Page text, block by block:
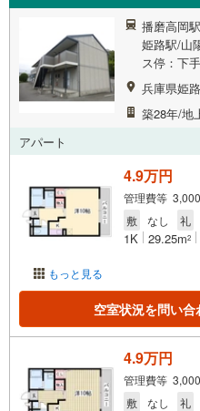
播磨高岡
姫路駅/山
ス停：下
兵庫県姫
築28年/地
アパート
もっと見る
4.9万円
管理費等
敷
なし 礼
1K 29.25m2
空室状況を問い合
4.9万円
管理費等
敷
なし 礼